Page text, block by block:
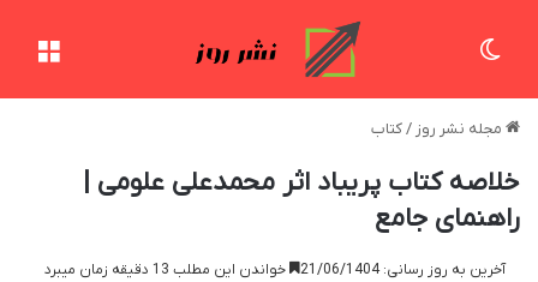
مجله نشر روز /کتاب
خلاصه کتاب پریباد اثر محمدعلی علومی |
راهنمای جامع
آخرین به روز رسانی: 21/06/1404 خواندن این مطلب 13 دقیقه زمان میبرد